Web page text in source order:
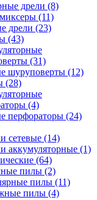
дрели (8)
(11)
дрели (23)
(43)
(31)
шуруповерты (12)
(28)
(4)
перфораторы (24)
сетевые (14)
аккумуляторные (1)
(64)
пилы (2)
пилы (11)
пилы (4)